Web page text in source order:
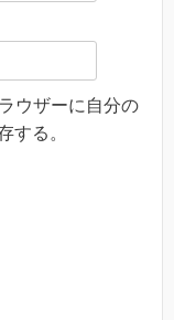
ウザーに自分の
する。